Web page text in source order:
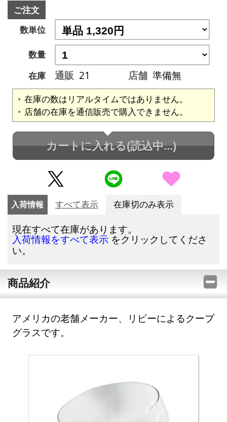
ご注文
数単位
数量
在庫
通販 21 店舗 準備無
在庫の数はリアルタイムではありません。
店舗の在庫を通信販売で購入できません。
カートに入れる(読込中...)
入荷情報 すべて表示 在庫切のみ表示
現在すべて在庫があります。
入荷情報をすべて表示 をクリックしてくださ
い。
商品紹介
アメリカの老舗メーカー、リビーによるクープ
グラスです。